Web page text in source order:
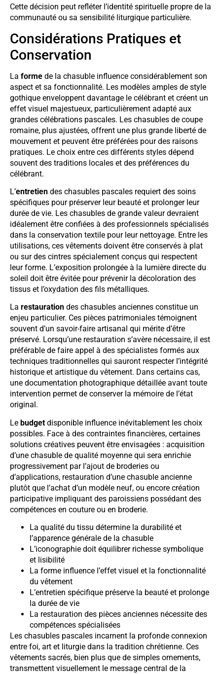
Cette décision peut refléter l’identité spirituelle propre de la
communauté ou sa sensibilité liturgique particulière.
Considérations Pratiques et
Conservation
La forme de la chasuble influence considérablement son
aspect et sa fonctionnalité. Les modèles amples de style
gothique enveloppent davantage le célébrant et créent un
effet visuel majestueux, particulièrement adapté aux
grandes célébrations pascales. Les chasubles de coupe
romaine, plus ajustées, offrent une plus grande liberté de
mouvement et peuvent être préférées pour des raisons
pratiques. Le choix entre ces différents styles dépend
souvent des traditions locales et des préférences du
célébrant.
L’entretien des chasubles pascales requiert des soins
spécifiques pour préserver leur beauté et prolonger leur
durée de vie. Les chasubles de grande valeur devraient
idéalement être confiées à des professionnels spécialisés
dans la conservation textile pour leur nettoyage. Entre les
utilisations, ces vêtements doivent être conservés à plat
ou sur des cintres spécialement conçus qui respectent
leur forme. L’exposition prolongée à la lumière directe du
soleil doit être évitée pour prévenir la décoloration des
tissus et l’oxydation des fils métalliques.
La restauration des chasubles anciennes constitue un
enjeu particulier. Ces pièces patrimoniales témoignent
souvent d’un savoir-faire artisanal qui mérite d’être
préservé. Lorsqu’une restauration s’avère nécessaire, il est
préférable de faire appel à des spécialistes formés aux
techniques traditionnelles qui sauront respecter l’intégrité
historique et artistique du vêtement. Dans certains cas,
une documentation photographique détaillée avant toute
intervention permet de conserver la mémoire de l’état
original.
Le budget disponible influence inévitablement les choix
possibles. Face à des contraintes financières, certaines
solutions créatives peuvent être envisagées : acquisition
d’une chasuble de qualité moyenne qui sera enrichie
progressivement par l’ajout de broderies ou
d’applications, restauration d’une chasuble ancienne
plutôt que l’achat d’un modèle neuf, ou encore création
participative impliquant des paroissiens possédant des
compétences en couture ou en broderie.
La qualité du tissu détermine la durabilité et
l’apparence générale de la chasuble
L’iconographie doit équilibrer richesse symbolique
et lisibilité
La forme influence l’effet visuel et la fonctionnalité
du vêtement
L’entretien spécifique préserve la beauté et prolonge
la durée de vie
La restauration des pièces anciennes nécessite des
compétences spécialisées
Les chasubles pascales incarnent la profonde connexion
entre foi, art et liturgie dans la tradition chrétienne. Ces
vêtements sacrés, bien plus que de simples ornements,
transmettent visuellement le message central de la